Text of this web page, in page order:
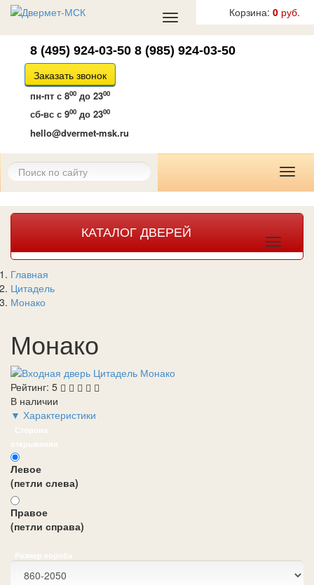
Корзина: 0 руб.
Toggle
navigation
8 (495) 924-03-50 8 (985) 924-03-50
Заказать звонок
пн-пт с 800 до 2300
сб-вс с 900 до 2300
hello@dvermet-msk.ru
КАТАЛОГ ДВЕРЕЙ
Toggle
Главная
Цитадель
Монако
Монако
Рейтинг: 5
В наличии
▼ Характеристики
Сторона
открывания
Левое
(петли слева)
Правое
(петли справа)
Размер короба